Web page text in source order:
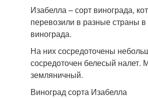
Изабелла – сорт винограда,
перевозили в разные страны в
винограда.
На них сосредоточены
сосредоточен белесый налет.
земляничный.
Виноград сорта Изабелла